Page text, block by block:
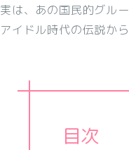
実は、あの国民的グル
アイドル時代の伝説か
目次